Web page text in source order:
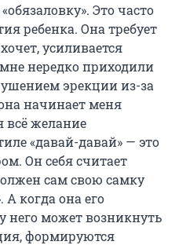
Это часто
ребенка. Она требует
усиливается
нередко приходили
эрекции из-за
начинает меня
всё желание
«давай-давай» — это
Он себя считает
сам свою самку
А когда она его
него может возникнуть
формируются